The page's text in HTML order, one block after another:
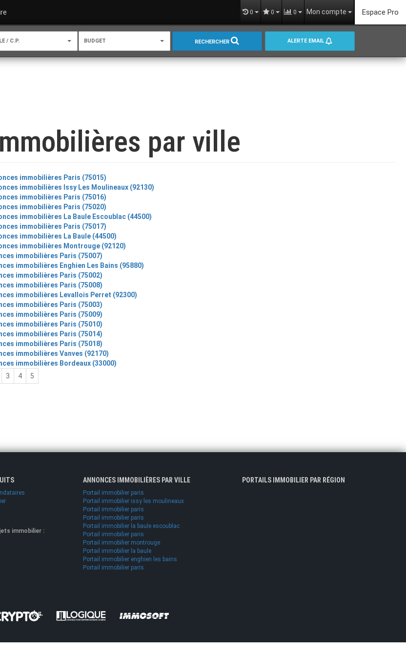
0 0 0 Mon compte Espace Pro
/ C.P. BUDGET RECHERCHER ALERTE EMAIL
par ville
immobilières Paris (75015)
immobilières Issy Les Moulineaux (92130)
immobilières Paris (75016)
immobilières Paris (75020)
immobilières La Baule Escoublac (44500)
immobilières Paris (75017)
immobilières La Baule (44500)
immobilières Montrouge (92120)
immobilières Paris (75007)
immobilières Enghien Les Bains (95880)
immobilières Paris (75002)
immobilières Paris (75008)
immobilières Levallois Perret (92300)
immobilières Paris (75003)
immobilières Paris (75009)
immobilières Paris (75010)
immobilières Paris (75014)
immobilières Paris (75018)
immobilières Vanves (92170)
immobilières Bordeaux (33000)
3 4 5
immobilier :
ANNONCES IMMOBILIÈRES PAR VILLE
Portail immobilier paris
Portail immobilier issy les moulineaux
Portail immobilier paris
Portail immobilier paris
Portail immobilier la baule escoublac
Portail immobilier paris
Portail immobilier montrouge
Portail immobilier la baule
Portail immobilier enghien les bains
Portail immobilier paris
PORTAILS IMMOBILIER PAR RÉGION